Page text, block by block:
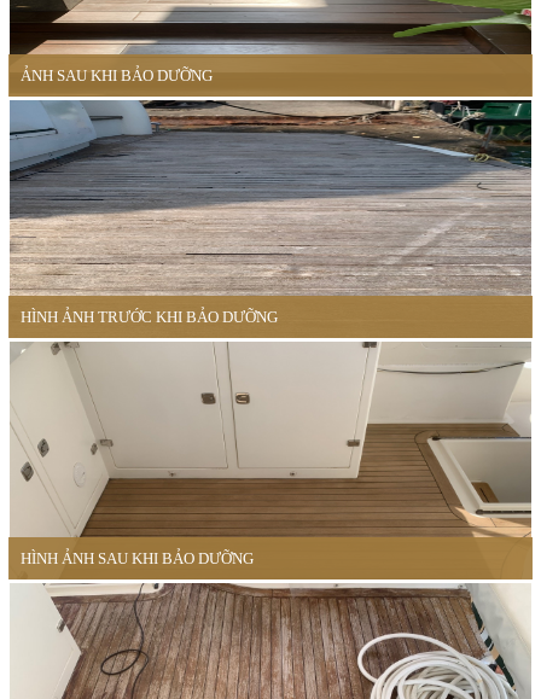
ẢNH SAU KHI BẢO DƯỠNG
HÌNH ẢNH TRƯỚC KHI BẢO DƯỠNG
HÌNH ẢNH SAU KHI BẢO DƯỠNG